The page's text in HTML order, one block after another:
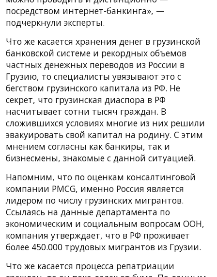
посредством интернет-банкинга», —
подчеркнули эксперты.
Что же касается хранения денег в грузинской
банковской системе и рекордных объемов
частных денежных переводов из России в
Грузию, то специалисты увязывают это с
бегством грузинского капитала из РФ. Не
секрет, что грузинская диаспора в РФ
насчитывает сотни тысяч граждан. В
сложившихся условиях многие из них решили
эвакуировать свой капитал на родину. С этим
мнением согласны как банкиры, так и
бизнесмены, знакомые с данной ситуацией.
Напомним, что по оценкам консалтинговой
компании PMCG, именно Россия является
лидером по числу грузинских мигрантов.
Ссылаясь на данные департамента по
экономическим и социальным вопросам ООН,
компания утверждает, что в РФ проживает
более 450.000 трудовых мигрантов из Грузии.
Что же касается процесса репатриации